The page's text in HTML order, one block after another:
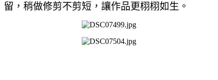
留，稍做修剪不剪短，讓作品更栩栩如生。